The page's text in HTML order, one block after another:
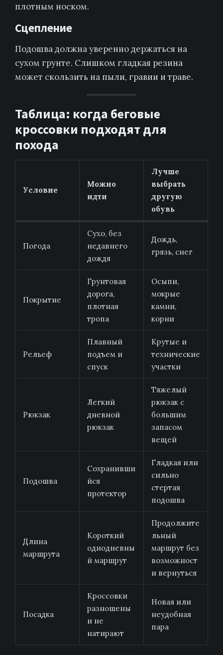
плотным носком.
Сцепление
Подошва должна уверенно держаться на
сухом грунте. Слишком гладкая резина
может скользить на пыли, гравии и траве.
Таблица: когда беговые
кроссовки подходят для
похода
Условие
Можно
идти
Лучше
выбрать
другую
обувь
Погода
Сухо, без
недавнего
дождя
Дождь,
грязь, снег
Покрытие
Грунтовая
дорога,
плотная
тропа
Осыпи,
мокрые
камни,
корни
Рельеф
Плавный
подъем и
спуск
Крутые и
технические
участки
Рюкзак
Легкий
дневной
рюкзак
Тяжелый
рюкзак с
большим
запасом
вещей
Подошва
Сохранивши
йся
протектор
Гладкая или
сильно
стертая
подошва
Длина
маршрута
Короткий
однодневны
й маршрут
Продолжите
льный
маршрут без
возможност
и вернуться
Посадка
Кроссовки
разношены
и не
натирают
Новая или
неудобная
пара